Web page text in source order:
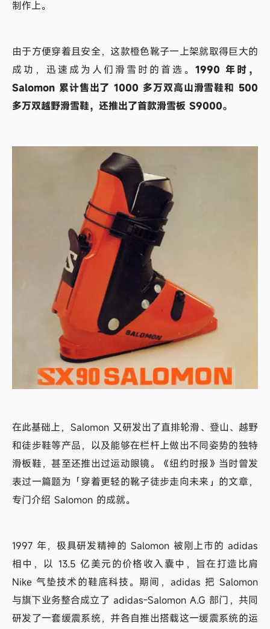
制作上。
由于方便穿着且安全，这款橙色靴子一上架就取得巨大的
成功，迅速成为人们滑雪时的首选。 1990 年时，
Salomon 累计售出了 1000 多万双高山滑雪鞋和 500
多万双越野滑雪鞋，还推出了首款滑雪板 S9000。
在此基础上，Salomon 又研发出了直排轮滑、登山、越野
和徒步鞋等产品，以及能够在栏杆上做出不同姿势的独特
滑板鞋，甚至还推出过运动眼镜。《纽约时报》当时曾发
表过一篇题为「穿着更轻的靴子徒步走向未来」的文章，
专门介绍 Salomon 的成就。
1997 年，极具研发精神的 Salomon 被刚上市的 adidas
相中，以 13.5 亿美元的价格收入囊中，旨在打造比肩
Nike 气垫技术的鞋底科技。期间，adidas 把 Salomon
与旗下业务整合成立了 adidas-Salomon A.G 部门，共同
研发了一套缓震系统，并各自推出搭载这一缓震系统的运